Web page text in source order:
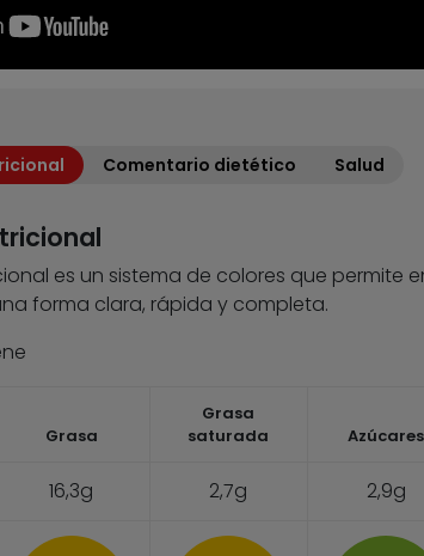
Comentario dietético Salud
es un sistema de colores que permite
forma clara, rápida y completa.
Grasa
Grasa
saturada
Azúcares
16,3g 2,7g 2,9g